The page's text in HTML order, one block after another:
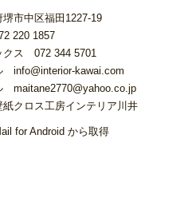
堺市中区福田1227-19
220 1857
クス 072 344 5701
info@interior-kawai.com
maitane2770@yahoo.co.jp
紙クロス工房インテリア川井
for Android から取得